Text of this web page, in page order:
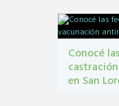
Unificado
Conocé
en San